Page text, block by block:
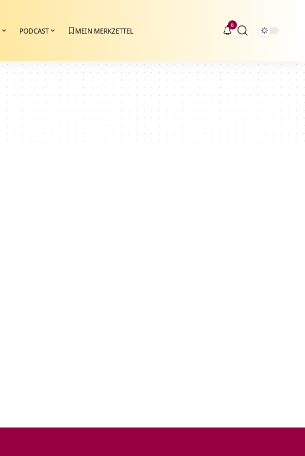
PODCAST MEIN MERKZETTEL
6